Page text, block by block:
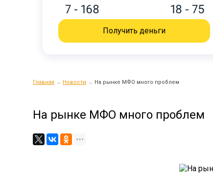
7 - 168 18 - 75
Получить деньги
Главная → Новости → На рынке МФО много проблем
На рынке МФО много проблем